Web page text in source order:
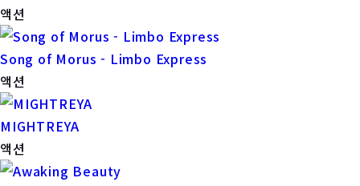
액션
Song of Morus - Limbo Express
액션
MIGHTREYA
액션